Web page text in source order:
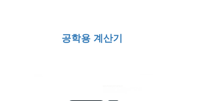
공학용 계산기